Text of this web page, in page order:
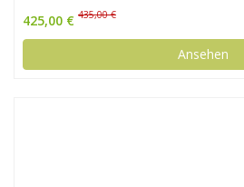
425,00 € 435,00 €
Ansehen